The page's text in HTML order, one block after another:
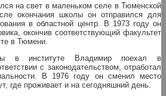
на свет в маленьком селе в Тюменской
окончания школы он отправился для
в областной центр. В 1973 году он
окончив соответствующий факультет
в Тюмени.
в институте Владимир поехал в
с законодательством, отработал
В 1976 году он сменил место
где проживает и на сегодняшний день.